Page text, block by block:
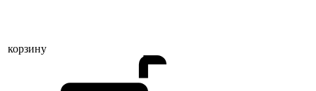
корзину